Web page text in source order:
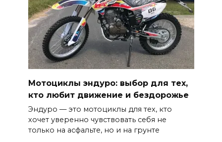
Мотоциклы эндуро: выбор для тех,
кто любит движение и бездорожье
Эндуро — это мотоциклы для тех, кто
хочет уверенно чувствовать себя не
только на асфальте, но и на грунте